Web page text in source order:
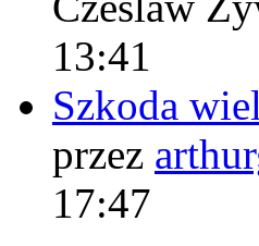
13:41
Szkoda
przez
17:47